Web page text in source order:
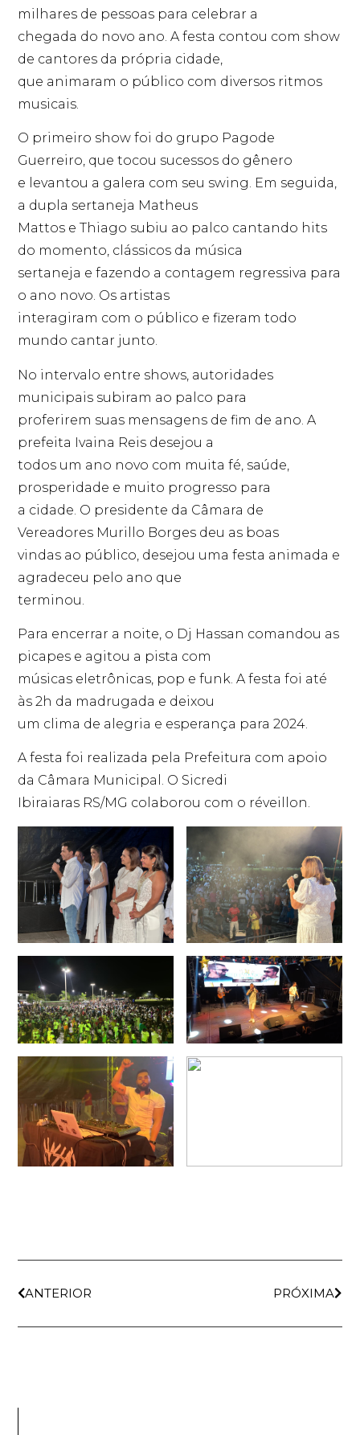
milhares de pessoas para celebrar a
chegada do novo ano. A festa contou com show
de cantores da própria cidade,
que animaram o público com diversos ritmos
musicais.
O primeiro show foi do grupo Pagode
Guerreiro, que tocou sucessos do gênero
e levantou a galera com seu swing. Em seguida,
a dupla sertaneja Matheus
Mattos e Thiago subiu ao palco cantando hits
do momento, clássicos da música
sertaneja e fazendo a contagem regressiva para
o ano novo. Os artistas
interagiram com o público e fizeram todo
mundo cantar junto.
No intervalo entre shows, autoridades
municipais subiram ao palco para
proferirem suas mensagens de fim de ano. A
prefeita Ivaina Reis desejou a
todos um ano novo com muita fé, saúde,
prosperidade e muito progresso para
a cidade. O presidente da Câmara de
Vereadores Murillo Borges deu as boas
vindas ao público, desejou uma festa animada e
agradeceu pelo ano que
terminou.
Para encerrar a noite, o Dj Hassan comandou as
picapes e agitou a pista com
músicas eletrônicas, pop e funk. A festa foi até
às 2h da madrugada e deixou
um clima de alegria e esperança para 2024.
A festa foi realizada pela Prefeitura com apoio
da Câmara Municipal. O Sicredi
Ibiraiaras RS/MG colaborou com o réveillon.
ANTERIOR PRÓXIMA